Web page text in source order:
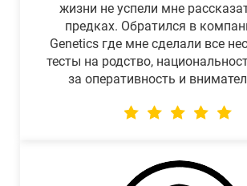
жизни не успели мне
предках. Обратился в
Genetics где мне сделали все
тесты на родство,
за оперативность и